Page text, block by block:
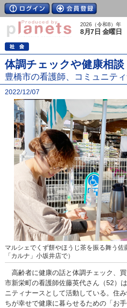
2026（令和8）年
8月7日 金曜日
体調チェックや健康相談
豊橋市の看護師、コミュニテ
2022/12/07
マルシェでくず餅やほうじ茶を振る舞う佐
「カルナ」小坂井店で）
高齢者に健康の話と体調チェック、
市新栄町の看護師佐藤英代さん（52）
ニティナースとして活動している。住
ちが幸せで健康に暮らせるための「お